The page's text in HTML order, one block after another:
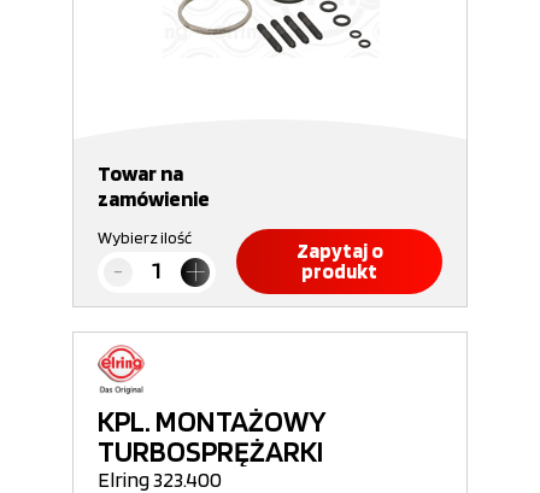
Towar na
zamówienie
Wybierz ilość
Zapytaj o
produkt
KPL. MONTAŻOWY
TURBOSPRĘŻARKI
Elring 323.400